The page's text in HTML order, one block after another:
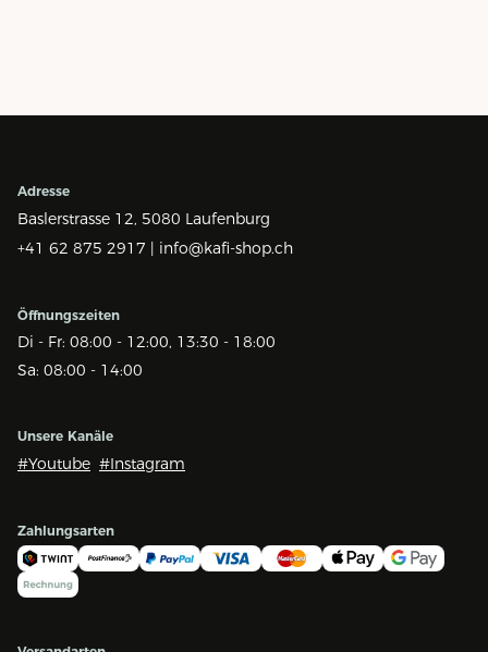
Adresse
Baslerstrasse 12, 5080 Laufenburg
+41 62 875 2917 | info@kafi-shop.ch
Öffnungszeiten
Di - Fr: 08:00 - 12:00, 13:30 - 18:00
Sa: 08:00 - 14:00
Unsere Kanäle
#Youtube #Instagram
Zahlungsarten